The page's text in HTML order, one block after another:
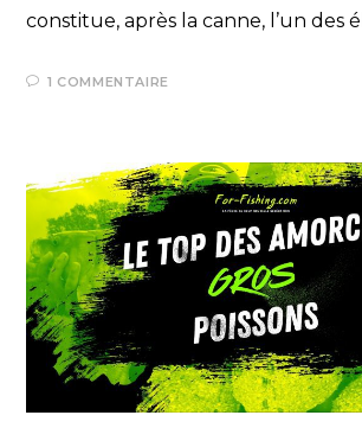
constitue, après la canne, l’un des
1 COMMENTAIRE